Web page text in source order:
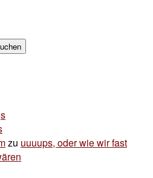
zu uuuups, oder wie wir fast